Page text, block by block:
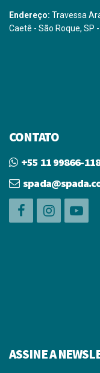
Endereço: Travessa
Caetê - São Roque, SP
CONTATO
+55 11 99866-
ASSINE A